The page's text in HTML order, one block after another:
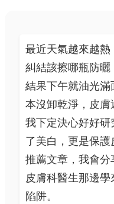
最近天氣越來越
糾結該擦哪瓶防曬
結果下午就油光
本沒卸乾淨，皮
我下定決心好好
了美白，更是保
推薦文章，我會
皮膚科醫生那邊
陷阱。